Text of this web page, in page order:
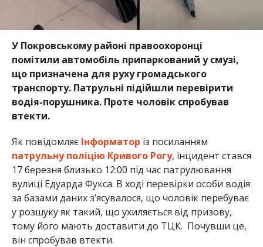
У Покровському районі правоохоронці
помітили автомобіль припаркований у смузі,
що призначена для руху громадського
транспорту. Патрульні підійшли перевірити
водія-порушника. Проте чоловік спробував
втекти.
Як повідомляє Інформатор із посиланням
патрульну поліцію Кривого Рогу, інцидент стався
17 березня близько 12:00 під час патрулювання
вулиці Едуарда Фукса. В ході перевірки особи водія
за базами даних з’ясувалося, що чоловік перебуває
у розшуку як такий, що ухиляється від призову,
тому його мають доставити до ТЦК. Почувши це,
він спробував втекти.